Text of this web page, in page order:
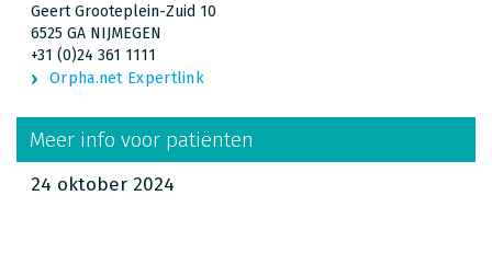
Geert Grooteplein-Zuid 10
6525 GA NIJMEGEN
+31 (0)24 361 1111
Orpha.net Expertlink
Meer info voor patiënten
24 oktober 2024